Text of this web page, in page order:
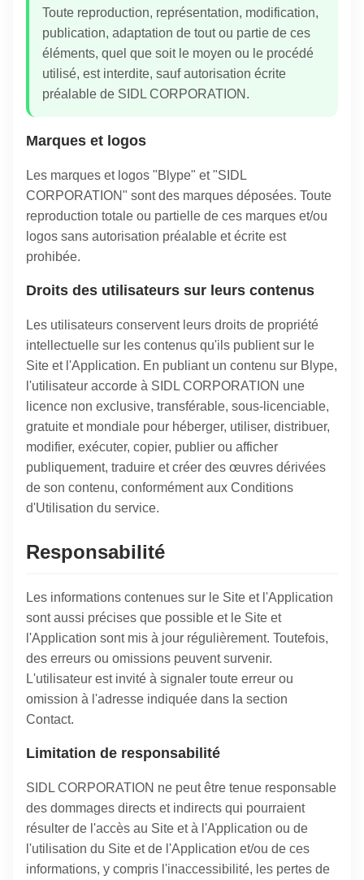
Toute reproduction, représentation, modification,
publication, adaptation de tout ou partie de ces
éléments, quel que soit le moyen ou le procédé
utilisé, est interdite, sauf autorisation écrite
préalable de SIDL CORPORATION.
Marques et logos
Les marques et logos "Blype" et "SIDL
CORPORATION" sont des marques déposées. Toute
reproduction totale ou partielle de ces marques et/ou
logos sans autorisation préalable et écrite est
prohibée.
Droits des utilisateurs sur leurs contenus
Les utilisateurs conservent leurs droits de propriété
intellectuelle sur les contenus qu'ils publient sur le
Site et l'Application. En publiant un contenu sur Blype,
l'utilisateur accorde à SIDL CORPORATION une
licence non exclusive, transférable, sous-licenciable,
gratuite et mondiale pour héberger, utiliser, distribuer,
modifier, exécuter, copier, publier ou afficher
publiquement, traduire et créer des œuvres dérivées
de son contenu, conformément aux Conditions
d'Utilisation du service.
Responsabilité
Les informations contenues sur le Site et l'Application
sont aussi précises que possible et le Site et
l'Application sont mis à jour régulièrement. Toutefois,
des erreurs ou omissions peuvent survenir.
L'utilisateur est invité à signaler toute erreur ou
omission à l'adresse indiquée dans la section
Contact.
Limitation de responsabilité
SIDL CORPORATION ne peut être tenue responsable
des dommages directs et indirects qui pourraient
résulter de l'accès au Site et à l'Application ou de
l'utilisation du Site et de l'Application et/ou de ces
informations, y compris l'inaccessibilité, les pertes de